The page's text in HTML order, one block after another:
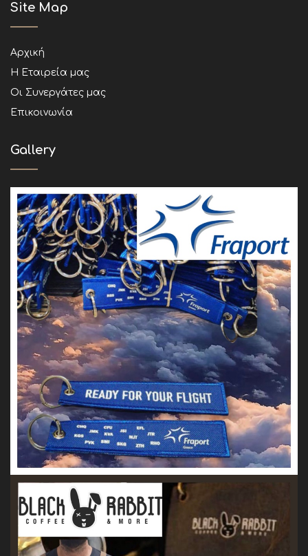
Site Map
Αρχική
Η Εταιρεία μας
Οι Συνεργάτες μας
Επικοινωνία
Gallery